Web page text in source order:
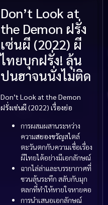
Don’t Look at
the Demon ฝรั่ง
เซ่นผี (2022) ผี
ไทยบุกฝรั่ง! ลุ้น
ปนฮาจนนั่งไม่ติด
Don’t Look at the Demon
ฝรั่งเซ่นผี (2022) เรื่องย่อ
การผสมผสานระหว่าง
ความสยองขวัญสไตล์
ตะวันตกกับความเชื่อเรื่อง
ผีไทยได้อย่างมีเอกลักษณ์
ฉากไล่ล่าและบรรยากาศที่
ชวนลุ้นระทึก สลับกับมุก
ตลกที่ทำให้หายใจหายคอ
การนำเสนอเอกลักษณ์